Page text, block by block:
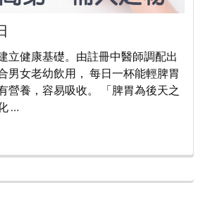
立健康基礎。由註冊中醫師調配出
男女老幼飲用， 每日一杯能輕脾胃
營養，容易吸收。 「脾胃為後天之
…